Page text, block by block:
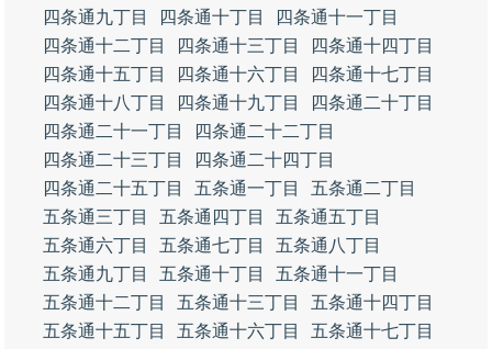
四条通九丁目
四条通十丁目
四条通十一丁目
四条通十二丁目
四条通十三丁目
四条通十四丁目
四条通十五丁目
四条通十六丁目
四条通十七丁目
四条通十八丁目
四条通十九丁目
四条通二十丁目
四条通二十一丁目
四条通二十二丁目
四条通二十三丁目
四条通二十四丁目
四条通二十五丁目
五条通一丁目
五条通二丁目
五条通三丁目
五条通四丁目
五条通五丁目
五条通六丁目
五条通七丁目
五条通八丁目
五条通九丁目
五条通十丁目
五条通十一丁目
五条通十二丁目
五条通十三丁目
五条通十四丁目
五条通十五丁目
五条通十六丁目
五条通十七丁目